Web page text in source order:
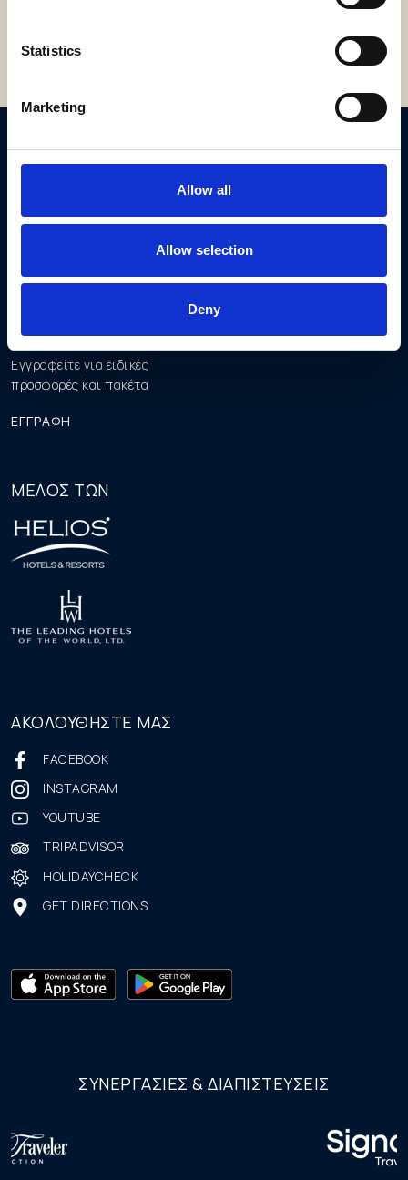
Statistics
Marketing
Allow all
Allow selection
Deny
ΞΕΝΟΔΟΧΕΙΟ
Elounda Beach Hotel & Villas
720 53 Ελούντα, Κρήτη
MHTE:1040K015A0079800
Εγγραφείτε για ειδικές
προσφορές και πακέτα
ΕΓΓΡΑΦΗ
ΜΕΛΟΣ ΤΩΝ
ΑΚΟΛΟΥΘΗΣΤΕ ΜΑΣ
FACEBOOK
INSTAGRAM
YOUTUBE
TRIPADVISOR
HOLIDAYCHECK
GET DIRECTIONS
ΣΥΝΕΡΓΑΣΙΕΣ & ΔΙΑΠΙΣΤΕΥΣΕΙΣ